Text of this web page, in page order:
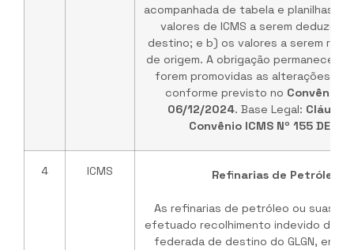
acompanhada de tabela e planilhas
valores de ICMS a serem
destino; e b) os valores a serem
de origem. A obrigação permanece
forem promovidas as alterações no
conforme previsto no Convênio
06/12/2024. Base Legal:
Convênio ICMS Nº 155 DE
4 ICMS Refinarias de Petróleo /
As refinarias de petróleo ou suas
efetuado recolhimento indevido do
federada de destino do GLGN, em